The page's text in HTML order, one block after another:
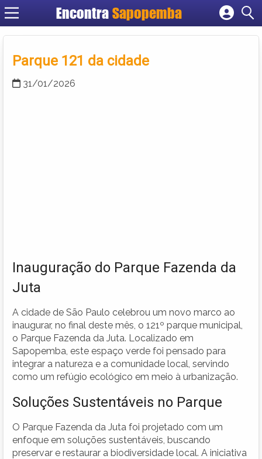
Encontra Sapopemba
Cadastrar empresa
Criar conta
Parque 121 da cidade
31/01/2026
Inauguração do Parque Fazenda da
Juta
A cidade de São Paulo celebrou um novo marco ao
inaugurar, no final deste mês, o 121º parque municipal,
o Parque Fazenda da Juta. Localizado em
Sapopemba, este espaço verde foi pensado para
integrar a natureza e a comunidade local, servindo
como um refúgio ecológico em meio à urbanização.
Soluções Sustentáveis no Parque
O Parque Fazenda da Juta foi projetado com um
enfoque em soluções sustentáveis, buscando
preservar e restaurar a biodiversidade local. A iniciativa